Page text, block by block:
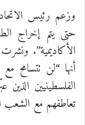
وزعم رئيس
حتى يتم إخراج
الأكاديمية”.
أنها “لن تتسامح
الفلسطينيين
تعاطفهم مع الشعب